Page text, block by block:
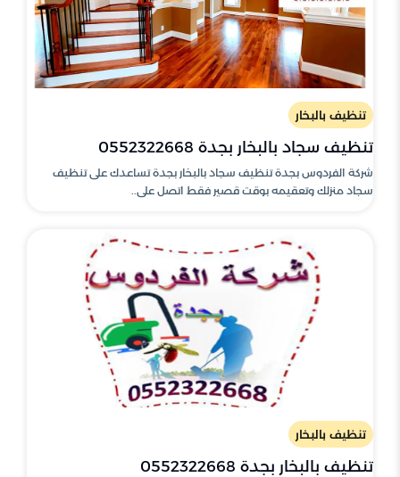
تنظيف بالبخار
تنظيف سجاد بالبخار بجدة 0552322668
شركة الفردوس بجدة تنظيف سجاد بالبخار بجدة تساعدك على تنظيف
سجاد منزلك وتعقيمه بوقت قصير فقط اتصل على..
تنظيف بالبخار
تنظيف بالبخار بجدة 0552322668